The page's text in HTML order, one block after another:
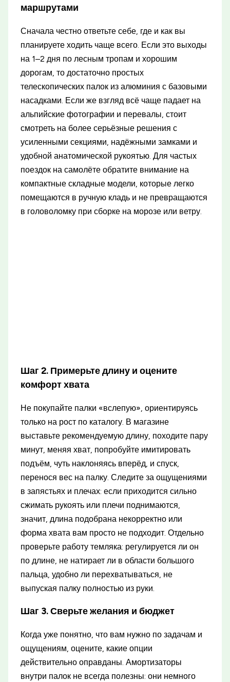
маршрутами
Сначала честно ответьте себе, где и как вы
планируете ходить чаще всего. Если это выходы
на 1–2 дня по лесным тропам и хорошим
дорогам, то достаточно простых
телескопических палок из алюминия с базовыми
насадками. Если же взгляд всё чаще падает на
альпийские фотографии и перевалы, стоит
смотреть на более серьёзные решения с
усиленными секциями, надёжными замками и
удобной анатомической рукоятью. Для частых
поездок на самолёте обратите внимание на
компактные складные модели, которые легко
помещаются в ручную кладь и не превращаются
в головоломку при сборке на морозе или ветру.
Шаг 2. Примерьте длину и оцените
комфорт хвата
Не покупайте палки «вслепую», ориентируясь
только на рост по каталогу. В магазине
выставьте рекомендуемую длину, походите пару
минут, меняя хват, попробуйте имитировать
подъём, чуть наклоняясь вперёд, и спуск,
перенося вес на палку. Следите за ощущениями
в запястьях и плечах: если приходится сильно
сжимать рукоять или плечи поднимаются,
значит, длина подобрана некорректно или
форма хвата вам просто не подходит. Отдельно
проверьте работу темляка: регулируется ли он
по длине, не натирает ли в области большого
пальца, удобно ли перехватываться, не
выпуская палку полностью из руки.
Шаг 3. Сверьте желания и бюджет
Когда уже понятно, что вам нужно по задачам и
ощущениям, оцените, какие опции
действительно оправданы. Амортизаторы
внутри палок не всегда полезны: они немного